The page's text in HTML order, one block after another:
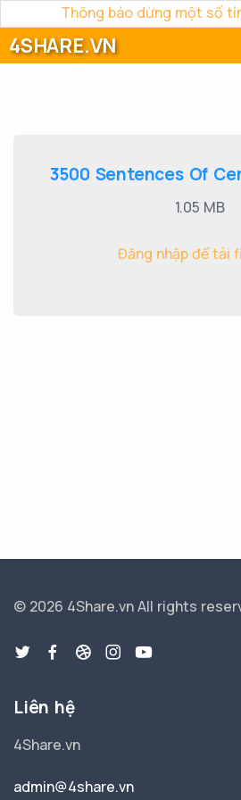
Thông báo dừng một số
4SHARE.VN
3500 Sentences Of
1.05 MB
Đăng nhập để tải
© 2026 4Share.vnAll rights
Liên hệ
4Share.vn
admin@4share.vn